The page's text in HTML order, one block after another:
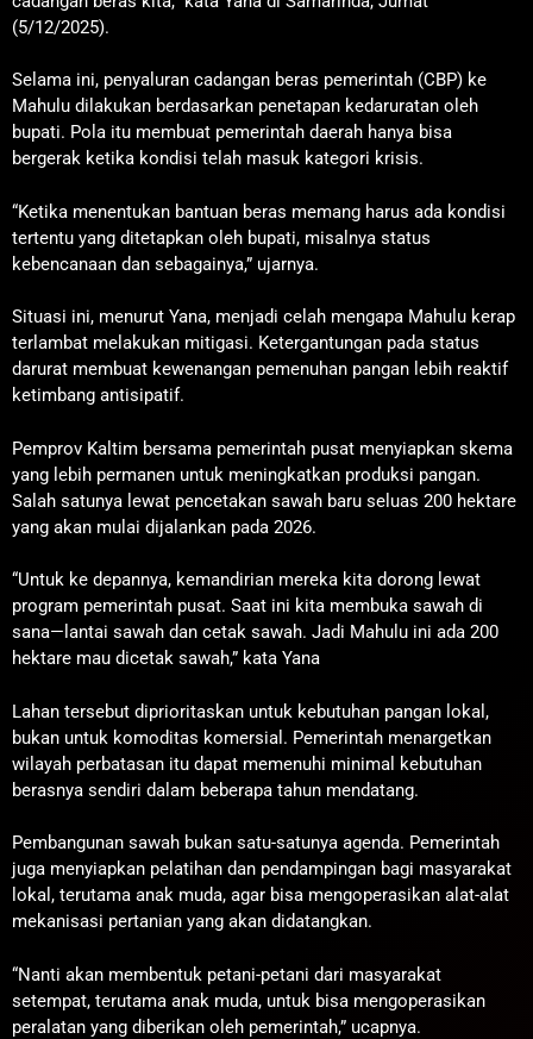
(5/12/2025).
Selama ini, penyaluran cadangan beras pemerintah (CBP) ke
Mahulu dilakukan berdasarkan penetapan kedaruratan oleh
bupati. Pola itu membuat pemerintah daerah hanya bisa
bergerak ketika kondisi telah masuk kategori krisis.
“Ketika menentukan bantuan beras memang harus ada kondisi
tertentu yang ditetapkan oleh bupati, misalnya status
kebencanaan dan sebagainya,” ujarnya.
Situasi ini, menurut Yana, menjadi celah mengapa Mahulu kerap
terlambat melakukan mitigasi. Ketergantungan pada status
darurat membuat kewenangan pemenuhan pangan lebih reaktif
ketimbang antisipatif.
Pemprov Kaltim bersama pemerintah pusat menyiapkan skema
yang lebih permanen untuk meningkatkan produksi pangan.
Salah satunya lewat pencetakan sawah baru seluas 200 hektare
yang akan mulai dijalankan pada 2026.
“Untuk ke depannya, kemandirian mereka kita dorong lewat
program pemerintah pusat. Saat ini kita membuka sawah di
sana—lantai sawah dan cetak sawah. Jadi Mahulu ini ada 200
hektare mau dicetak sawah,” kata Yana
Lahan tersebut diprioritaskan untuk kebutuhan pangan lokal,
bukan untuk komoditas komersial. Pemerintah menargetkan
wilayah perbatasan itu dapat memenuhi minimal kebutuhan
berasnya sendiri dalam beberapa tahun mendatang.
Pembangunan sawah bukan satu-satunya agenda. Pemerintah
juga menyiapkan pelatihan dan pendampingan bagi masyarakat
lokal, terutama anak muda, agar bisa mengoperasikan alat-alat
mekanisasi pertanian yang akan didatangkan.
“Nanti akan membentuk petani-petani dari masyarakat
setempat, terutama anak muda, untuk bisa mengoperasikan
peralatan yang diberikan oleh pemerintah,” ucapnya.